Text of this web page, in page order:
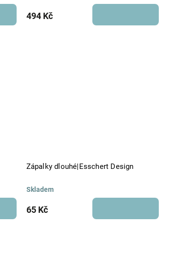
494 Kč
Zápalky dlouhé|Esschert Design
Skladem
65 Kč